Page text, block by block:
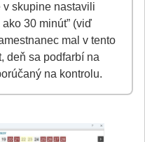
skupine nastavili
30 minút” (viď
mal v tento
deň sa podfarbí na
na kontrolu.